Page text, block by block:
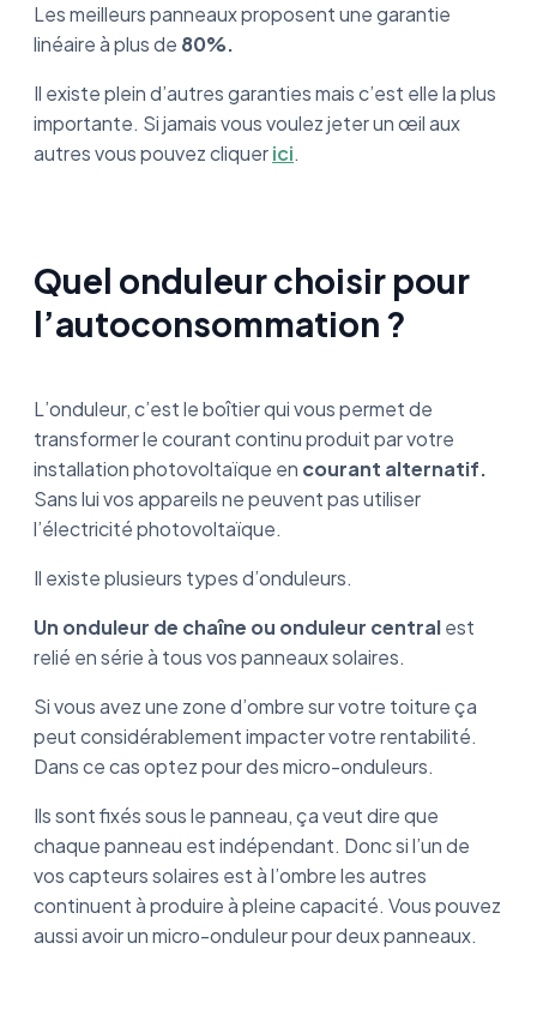
Les meilleurs panneaux proposent une garantie
linéaire à plus de 80%.
Il existe plein d’autres garanties mais c’est elle la plus
importante. Si jamais vous voulez jeter un œil aux
autres vous pouvez cliquerici.
Quel onduleur choisir pour
l’autoconsommation ?
L’onduleur, c’est le boîtier qui vous permet de
transformer le courant continu produit par votre
installation photovoltaïque en courant alternatif.
Sans lui vos appareils ne peuvent pas utiliser
l’électricité photovoltaïque.
Il existe plusieurs types d’onduleurs.
Un onduleur de chaîne ou onduleur centralest
relié en série à tous vos panneaux solaires.
Si vous avez une zone d’ombre sur votre toiture ça
peut considérablement impacter votre rentabilité.
Dans ce cas optez pour des micro-onduleurs.
Ils sont fixés sous le panneau, ça veut dire que
chaque panneau est indépendant. Donc si l’un de
vos capteurs solaires est à l’ombre les autres
continuent à produire à pleine capacité. Vous pouvez
aussi avoir un micro-onduleur pour deux panneaux.